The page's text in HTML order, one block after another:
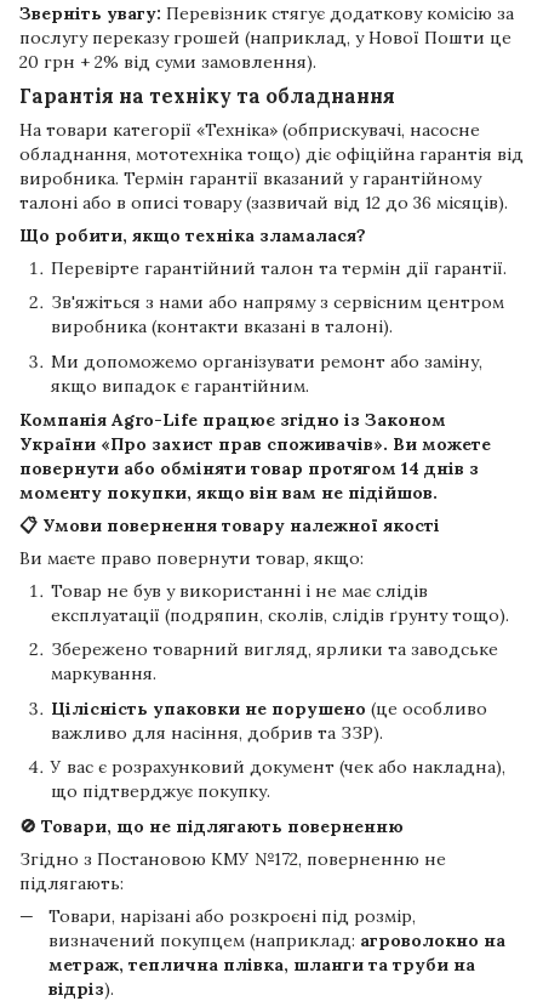
Зверніть увагу: Перевізник стягує додаткову комісію за
послугу переказу грошей (наприклад, у Нової Пошти це
20 грн + 2% від суми замовлення).
Гарантія на техніку та обладнання
На товари категорії «Техніка» (обприскувачі, насосне
обладнання, мототехніка тощо) діє офіційна гарантія від
виробника. Термін гарантії вказаний у гарантійному
талоні або в описі товару (зазвичай від 12 до 36 місяців).
Що робити, якщо техніка зламалася?
Перевірте гарантійний талон та термін дії гарантії.
Зв'яжіться з нами або напряму з сервісним центром
виробника (контакти вказані в талоні).
Ми допоможемо організувати ремонт або заміну,
якщо випадок є гарантійним.
Компанія Agro-Life працює згідно із Законом
України «Про захист прав споживачів». Ви можете
повернути або обміняти товар протягом 14 днів з
моменту покупки, якщо він вам не підійшов.
📋 Умови повернення товару належної якості
Ви маєте право повернути товар, якщо:
Товар не був у використанні і не має слідів
експлуатації (подряпин, сколів, слідів ґрунту тощо).
Збережено товарний вигляд, ярлики та заводське
маркування.
Цілісність упаковки не порушено (це особливо
важливо для насіння, добрив та ЗЗР).
У вас є розрахунковий документ (чек або накладна),
що підтверджує покупку.
🚫 Товари, що не підлягають поверненню
Згідно з Постановою КМУ №172, поверненню не
підлягають:
Товари, нарізані або розкроєні під розмір,
визначений покупцем (наприклад: агроволокно на
метраж, теплична плівка, шланги та труби на
відріз).